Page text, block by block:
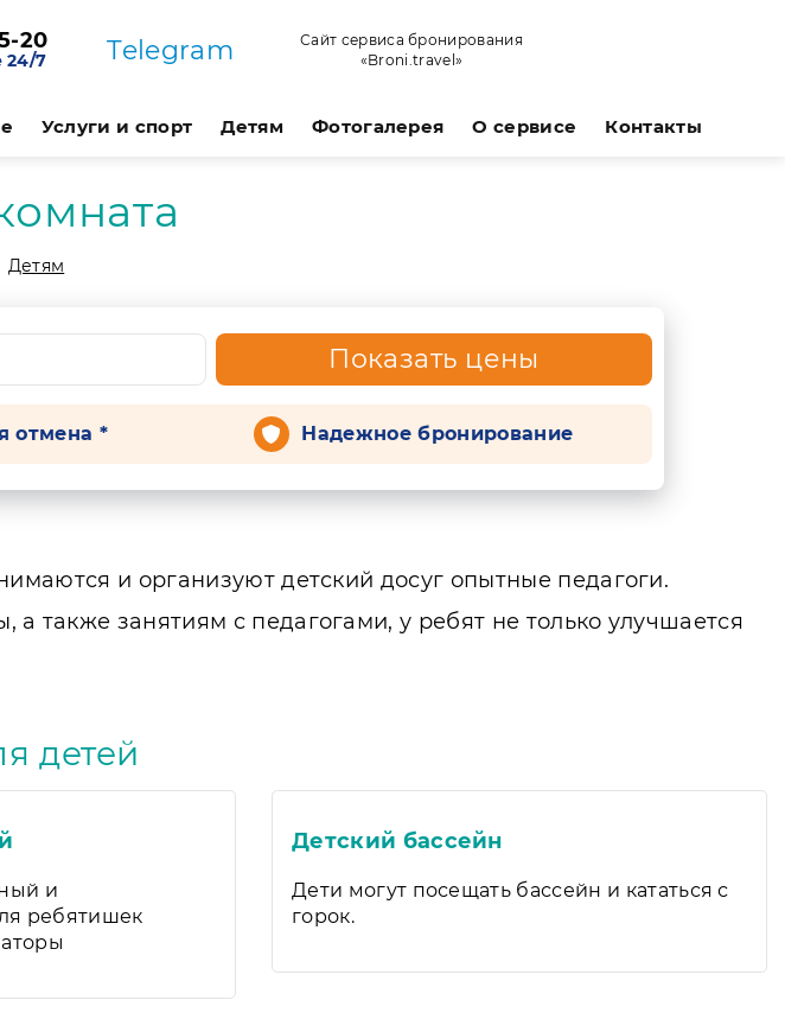
20
24/7 Telegram
Сайт сервиса бронирования
«Broni.travel»
Услуги и спорт Детям Фотогалерея О сервисе Контакты
Детям
Показать цены
отмена * Надежное бронирование
и организуют детский досуг опытные педагоги.
также занятиям с педагогами, у ребят не только улучшается
детей
и
ребятишек
Детский бассейн
Дети могут посещать бассейн и кататься с
горок.